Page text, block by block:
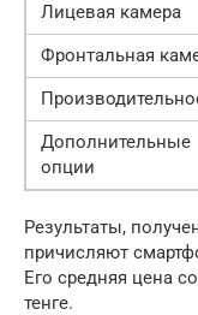
Лицевая камера
Фронтальная
Дополнительные
опции
Результаты,
причисляют
Его средняя цена
тенге.